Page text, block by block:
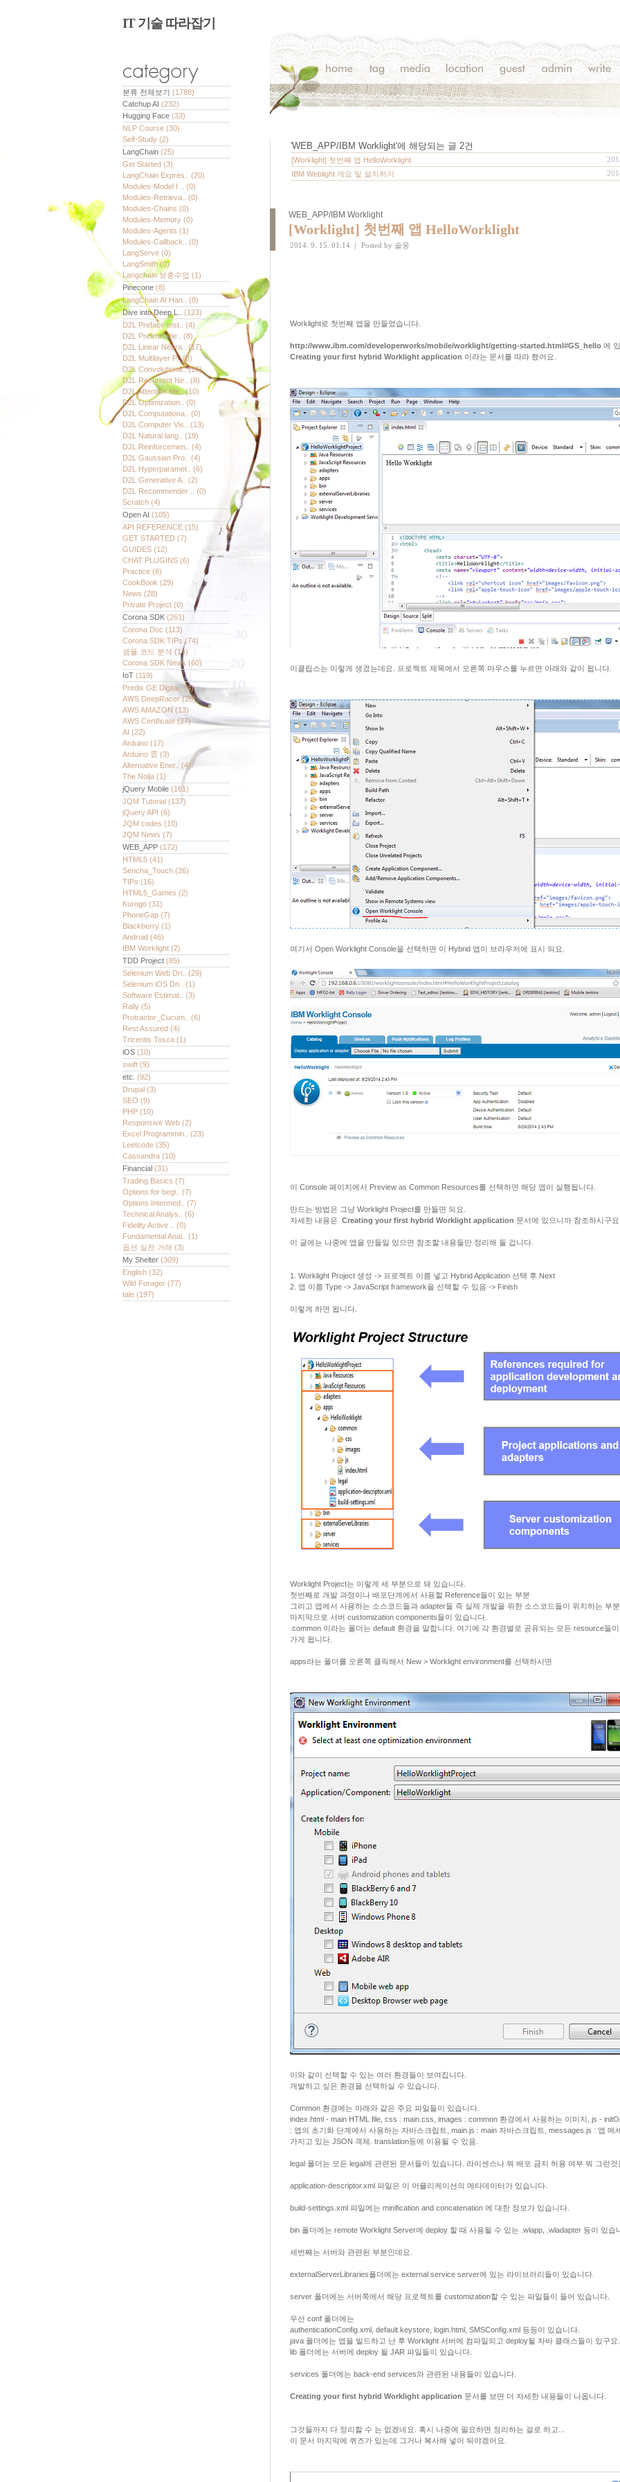
IT 기술 따라잡기
분류 전체보기 (1788)
Catchup AI (232)
Hugging Face (33)
NLP Course (30)
Self-Study (2)
LangChain (25)
Get Started (3)
LangChain Expres.. (20)
Modules-Model I .. (0)
Modules-Retrieva.. (0)
Modules-Chains (0)
Modules-Memory (0)
Modules-Agents (1)
Modules-Callback.. (0)
LangServe (0)
LangSmith(0)
Langchain 보충수업 (1)
Pinecone (8)
LangChain AI Han.. (8)
Dive into Deep L.. (123)
D2L Preface Inst.. (4)
D2L Preliminarie.. (8)
D2L Linear Neura.. (17)
D2L Multilayer P..(8)
D2L Convolutiona..(16)
D2L Recurrent Ne.. (8)
D2L Attention Me..(10)
D2L Optimization.. (0)
D2L Computationa.. (0)
D2L Computer Vis.. (13)
D2L Natural lang.. (19)
D2L Reinforcemen.. (4)
D2L Gaussian Pro.. (4)
D2L Hyperparamet.. (6)
D2L Generative A.. (2)
D2L Recommender .. (0)
Scratch (4)
Open AI (105)
API REFERENCE (15)
GET STARTED (7)
GUIDES (12)
CHAT PLUGINS (6)
Practice (8)
CookBook (29)
News (28)
Private Project (0)
Corona SDK (261)
Corona Doc (113)
Corona SDK TIPs (74)
샘플 코드 분석 (14)
Corona SDK News (60)
IoT (119)
Predix GE Digita.. (4)
AWS DeepRacer(28)
AWS AMAZON (13)
AWS Certificate(27)
AI (22)
Arduino (17)
Arduino 雲 (3)
Alternative Ener.. (4)
The Nolja (1)
jQuery Mobile (161)
JQM Tutorial (137)
jQuery API (6)
JQM codes (10)
JQM News (7)
WEB_APP (172)
HTML5 (41)
Sencha_Touch (26)
TIPs (16)
HTML5_Games (2)
Kurogo (31)
PhoneGap (7)
Blackberry (1)
Android (46)
IBM Worklight (2)
TDD Project (85)
Selenium Web Dri.. (29)
Selenium iOS Dri.. (1)
Software Estimat.. (3)
Rally (5)
Protractor_Cucum.. (6)
Rest Assured (4)
Tricentis Tosca (1)
iOS (10)
swift (9)
etc. (92)
Drupal (3)
SEO (9)
PHP (10)
Responsive Web (2)
Excel Programmin.. (23)
Leetcode (35)
Cassandra (10)
Financial (31)
Trading Basics (7)
Options for begi.. (7)
Options Intermed.. (7)
Technical Analys.. (6)
Fidelity Active .. (0)
Fundamental Anal.. (1)
옵션 실전 거래 (3)
My Shelter (309)
English (32)
Wild Forager (77)
tale (197)
'WEB_APP/IBM Worklight'에 해당되는 글 2건
[Worklight] 첫번째 앱 HelloWorklight
IBM Weblight 개요 및 설치하기
WEB_APP/IBM Worklight
[Worklight] 첫번째 앱 HelloWorklight
2014. 9. 15. 01:14 | Posted by 솔웅
Worklight로 첫번째 앱을 만들었습니다.
http://www.ibm.com/developerworks/mobile/worklight/getting-started.html#GS_hello 에
Creating your first hybrid Worklight application 이라는 문서를 따라 했어요.
이클립스는 이렇게 생겼는데요. 프로젝트 제목에서 오른쪽 마우스를 누르면 아래와 같이 됩니다.
여기서 Open Worklight Console을 선택하면 이 Hybrid 앱이 브라우저에 표시 되요.
이 Console 페이지에서 Preview as Common Resources를 선택하면 해당 앱이 실행됩니다.
만드는 방법은 그냥 Worklight Project를 만들면 되요.
자세한 내용은 Creating your first hybrid Worklight application 문서에 있으니까 참조하시구
이 글에는 나중에 앱을 만들일 있으면 참조할 내용들만 정리해 둘 겁니다.
1. Worklight Project 생성 -> 프로젝트 이름 넣고 Hybrid Application 선택 후 Next
2. 앱 이름 Type -> JavaScript framework을 선택할 수 있음 -> Finish
이렇게 하면 됩니다.
Worklight Project는 이렇게 세 부분으로 돼 있습니다.
첫번째로 개발 과정이나 배포단계에서 사용할 Reference들이 있는 부분
그리고 앱에서 사용하는 소스코드들과 adapter들 즉 실제 개발을 위한 소스코드들이 위치하는 부분
마지막으로 서버 customization components들이 있습니다.
common 이라는 폴더는 default 환경을 말합니다. 여기에 각 환경별로 공유되는 모든 resource들
가게 됩니다.
apps라는 폴더를 오른쪽 클릭해서 New > Worklight environment를 선택하시면
이와 같이 선택할 수 있는 여러 환경들이 보여집니다.
개발하고 싶은 환경을 선택하실 수 있습니다.
Common 환경에는 아래와 같은 주요 파일들이 있습니다.
index.html - main HTML file, css : main.css, images : common 환경에서 사용하는 이미지, js -
: 앱의 초기화 단계에서 사용하는 자바스크립트, main.js : main 자바스크립트, messages.js : 앱 메
가지고 있는 JSON 객체. translation등에 이용될 수 있음.
legal 폴더는 모든 legal에 관련된 문서들이 있습니다. 라이센스나 뭐 배포 금지 허용 여부 뭐 그런것
application-descriptor.xml 파일은 이 어플리케이션의 메타데이터가 있습니다.
build-settings.xml 파일에는 minification and concatenation 에 대한 정보가 있습니다.
bin 폴더에는 remote Worklight Server에 deploy 할 때 사용될 수 있는 .wlapp, .wladapter 등이 있습
세번째는 서버와 관련된 부분인데요.
externalServerLibraries폴더에는 external service server에 있는 라이브러리들이 있습니다.
server 폴더에는 서버쪽에서 해당 프로젝트를 customization할 수 있는 파일들이 들어 있습니다.
우선 conf 폴더에는
authenticationConfig.xml, default.keystore, login.html, SMSConfig.xml 등등이 있습니다.
java 폴더에는 앱을 빌드하고 난 후 Worklight 서버에 컴파일되고 deploy될 자바 클래스들이 있구요.
lib 폴더에는 서버에 deploy 될 JAR 파일들이 있습니다.
services 폴더에는 back-end services와 관련된 내용들이 있습니다.
Creating your first hybrid Worklight application 문서를 보면 더 자세한 내용들이 나옵니다.
그것들까지 다 정리할 수 는 없겠네요. 혹시 나중에 필요하면 정리하는 걸로 하고...
이 문서 마지막에 퀴즈가 있는데 그거나 복사해 넣어 둬야겠어요.